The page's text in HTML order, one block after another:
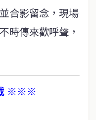
合影留念，現場
時傳來歡呼聲，
※※※